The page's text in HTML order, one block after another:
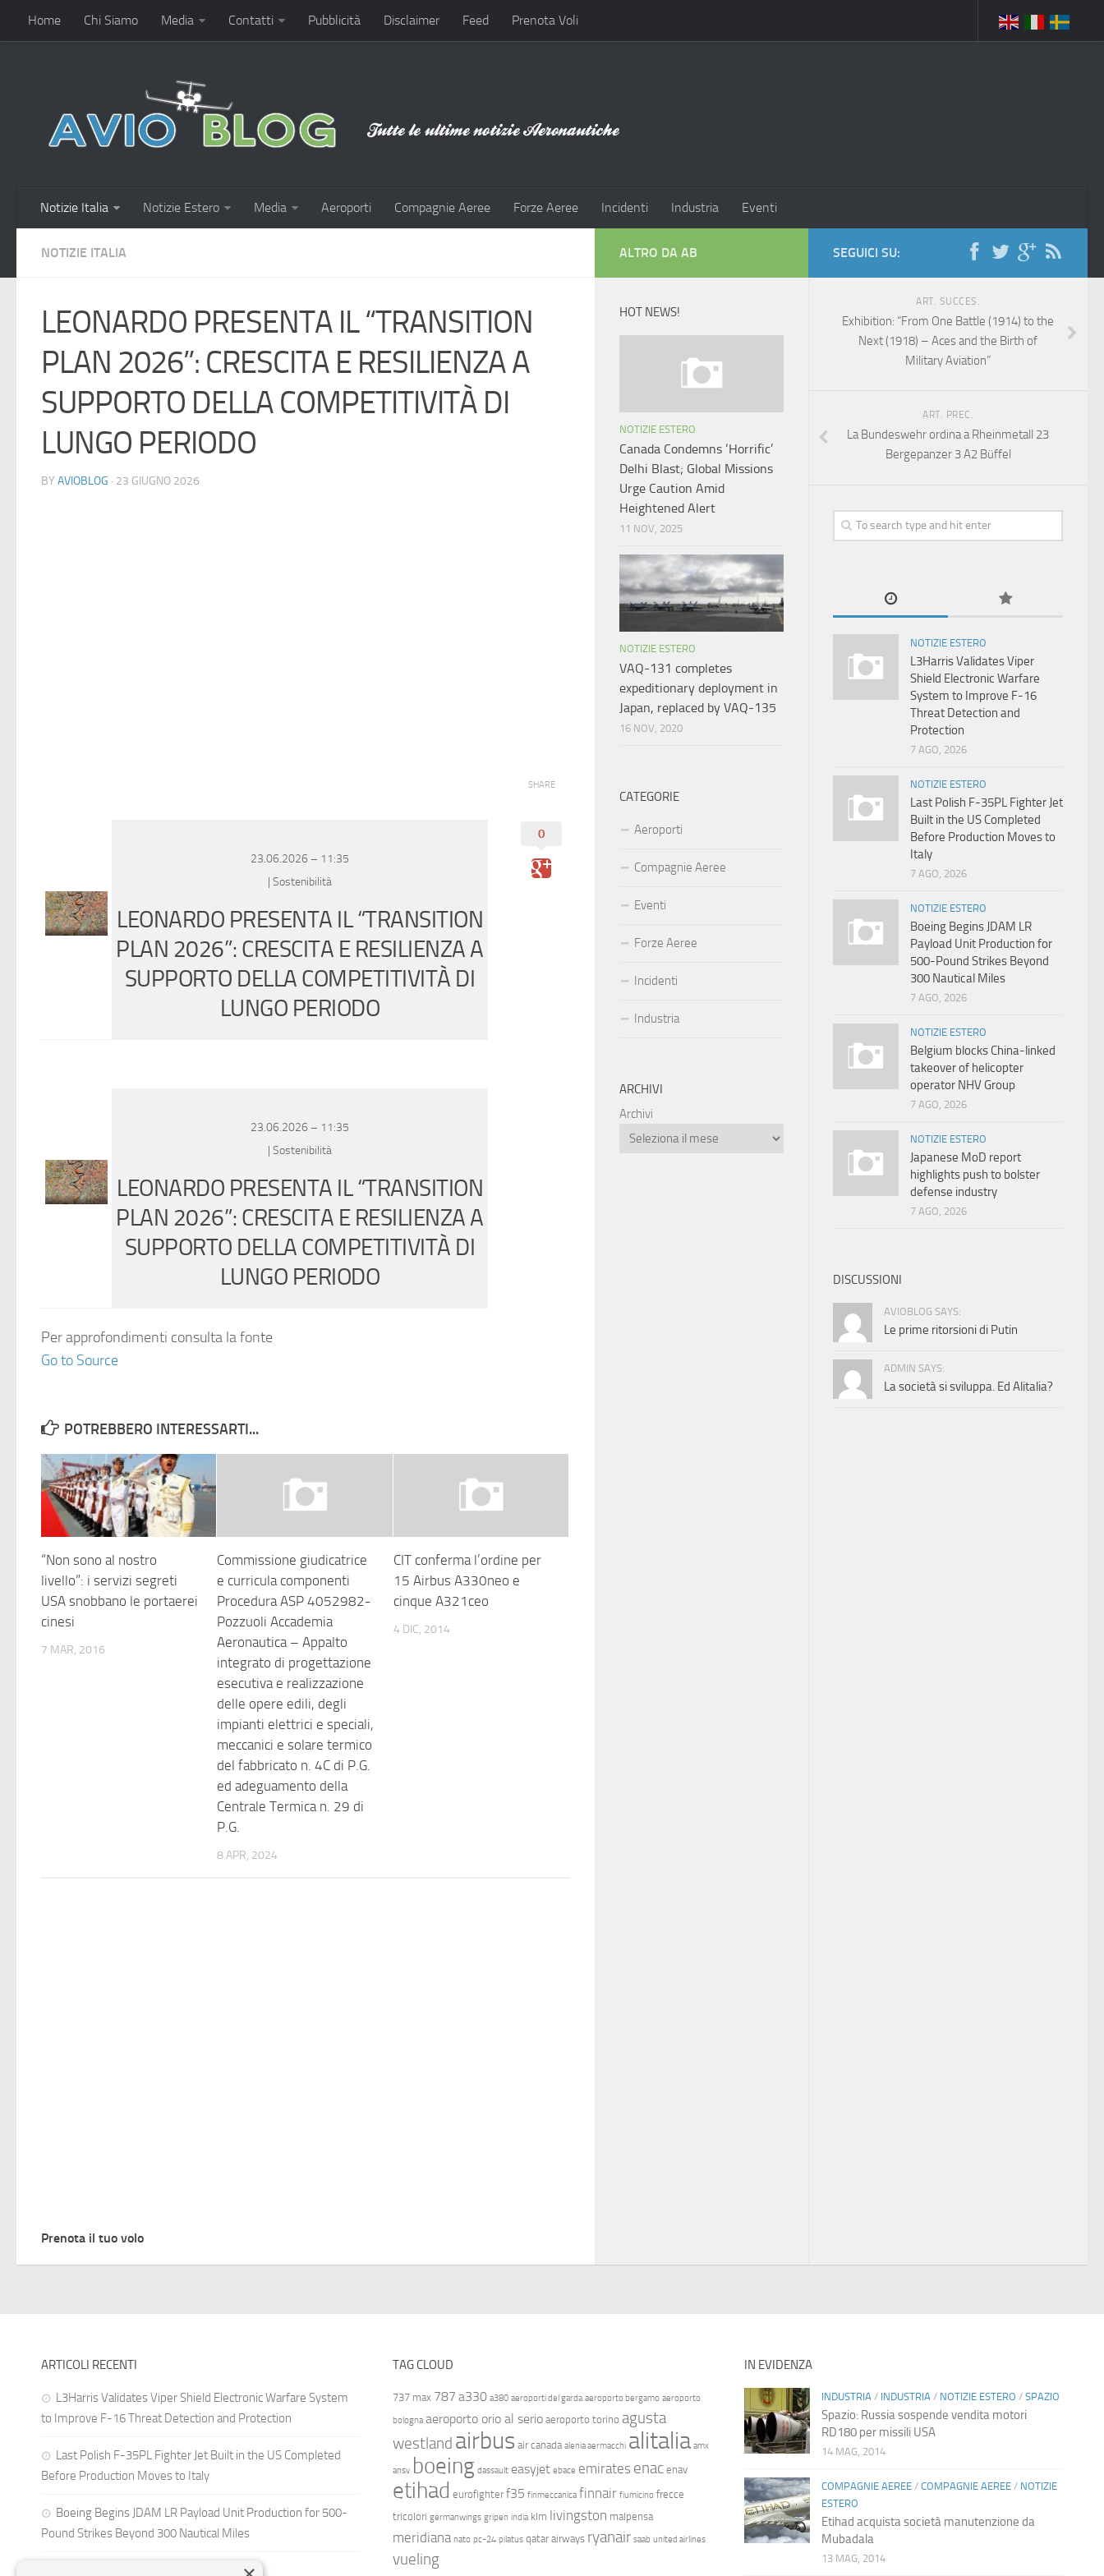
Home Chi Siamo Media Contatti Pubblicità Disclaimer Feed Prenota Voli
Notizie Italia Notizie Estero Media Aeroporti Compagnie Aeree Forze Aeree Incidenti Industria Eventi
NOTIZIE ITALIA
LEONARDO PRESENTA IL “TRANSITION
PLAN 2026”: CRESCITA E RESILIENZA A
SUPPORTO DELLA COMPETITIVITÀ DI
LUNGO PERIODO
BY AVIOBLOG · 23 GIUGNO 2026
23.06.2026 – 11:35
| Sostenibilità
LEONARDO PRESENTA IL “TRANSITION
PLAN 2026”: CRESCITA E RESILIENZA A
SUPPORTO DELLA COMPETITIVITÀ DI
LUNGO PERIODO
23.06.2026 – 11:35
| Sostenibilità
LEONARDO PRESENTA IL “TRANSITION
PLAN 2026”: CRESCITA E RESILIENZA A
SUPPORTO DELLA COMPETITIVITÀ DI
LUNGO PERIODO
Per approfondimenti consulta la fonte
Go to Source
SHARE
0
POTREBBERO INTERESSARTI...
“Non sono al nostro
livello”: i servizi segreti
USA snobbano le portaerei
cinesi
7 MAR, 2016
Commissione giudicatrice
e curricula componenti
Procedura ASP 4052982-
Pozzuoli Accademia
Aeronautica – Appalto
integrato di progettazione
esecutiva e realizzazione
delle opere edili, degli
impianti elettrici e speciali,
meccanici e solare termico
del fabbricato n. 4C di P.G.
ed adeguamento della
Centrale Termica n. 29 di
P.G.
8 APR, 2024
CIT conferma l’ordine per
15 Airbus A330neo e
cinque A321ceo
4 DIC, 2014
Prenota il tuo volo
SEGUICI SU:
ART. SUCCES.
Exhibition: “From One Battle (1914) to the
Next (1918) – Aces and the Birth of
Military Aviation”
ART. PREC.
La Bundeswehr ordina a Rheinmetall 23
Bergepanzer 3 A2 Büffel
NOTIZIE ESTERO
L3Harris Validates Viper
Shield Electronic Warfare
System to Improve F-16
Threat Detection and
Protection
7 AGO, 2026
NOTIZIE ESTERO
Last Polish F-35PL Fighter Jet
Built in the US Completed
Before Production Moves to
Italy
7 AGO, 2026
NOTIZIE ESTERO
Boeing Begins JDAM LR
Payload Unit Production for
500-Pound Strikes Beyond
300 Nautical Miles
7 AGO, 2026
NOTIZIE ESTERO
Belgium blocks China-linked
takeover of helicopter
operator NHV Group
7 AGO, 2026
NOTIZIE ESTERO
Japanese MoD report
highlights push to bolster
defense industry
7 AGO, 2026
DISCUSSIONI
AVIOBLOG SAYS:
Le prime ritorsioni di Putin
ADMIN SAYS:
La società si sviluppa. Ed Alitalia?
ALTRO DA AB
HOT NEWS!
NOTIZIE ESTERO
Canada Condemns ‘Horrific’
Delhi Blast; Global Missions
Urge Caution Amid
Heightened Alert
11 NOV, 2025
NOTIZIE ESTERO
VAQ-131 completes
expeditionary deployment in
Japan, replaced by VAQ-135
16 NOV, 2020
CATEGORIE
Aeroporti
Compagnie Aeree
Eventi
Forze Aeree
Incidenti
Industria
ARCHIVI
Archivi
ARTICOLI RECENTI
L3Harris Validates Viper Shield Electronic Warfare System
to Improve F-16 Threat Detection and Protection
Last Polish F-35PL Fighter Jet Built in the US Completed
Before Production Moves to Italy
Boeing Begins JDAM LR Payload Unit Production for 500-
Pound Strikes Beyond 300 Nautical Miles
TAG CLOUD
737 max 787 a330 a380 aeroporti del garda aeroporto bergamo aeroporto
bologna aeroporto orio al serio aeroporto torino agusta
westland airbus air canada alenia aermacchi alitalia amx
ansv boeing dassault easyjet ebace emirates enac enav
etihad eurofighter f35 finmeccanica finnair fiumicino frecce
tricolori germanwings gripen india klm livingston malpensa
meridiana nato pc-24 pilatus qatar airways ryanair saab united airlines
vueling
IN EVIDENZA
INDUSTRIA / INDUSTRIA / NOTIZIE ESTERO / SPAZIO
Spazio: Russia sospende vendita motori
RD180 per missili USA
14 MAG, 2014
COMPAGNIE AEREE/ COMPAGNIE AEREE/ NOTIZIE
ESTERO
Etihad acquista società manutenzione da
Mubadala
13 MAG, 2014